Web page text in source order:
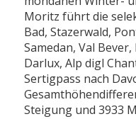
Moritz führt die
Bad, Stazerwald,
Samedan, Val
Darlux, Alp digl
Sertigpass nach
Steigung und 3933